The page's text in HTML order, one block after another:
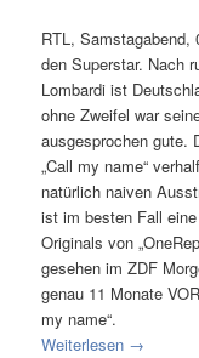
RTL, Samstagabend,
den Superstar. Nach
Lombardi ist
ohne Zweifel war
ausgesprochen gute.
„Call my name“
natürlich naiven
ist im besten Fall
Originals von
gesehen im ZDF
genau 11 Monate
my name“.
Weiterlesen →